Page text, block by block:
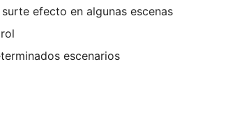
efecto en algunas escenas
escenarios